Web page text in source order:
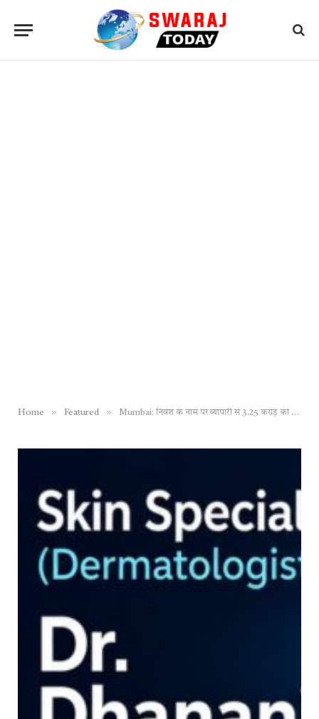
Home » Featured » Mumbai: निवेश के नाम पर व्यापारी से 3.25 करोड़ की ठगी, बंधक बनाकर मारपीट भी की